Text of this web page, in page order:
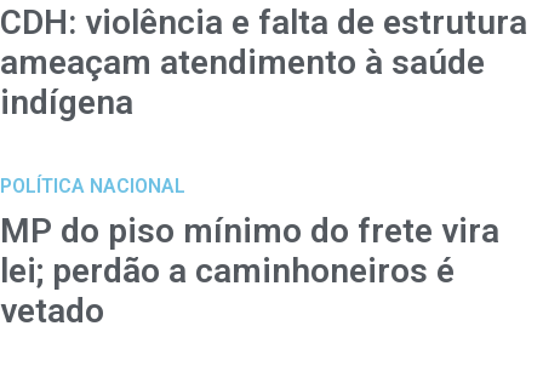
CDH: violência e falta de estrutura
ameaçam atendimento à saúde
indígena
POLÍTICA NACIONAL
MP do piso mínimo do frete vira
lei; perdão a caminhoneiros é
vetado